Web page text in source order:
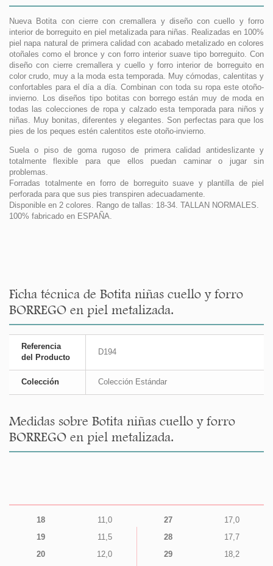
Nueva Botita con cierre con cremallera y diseño con cuello y forro
interior de borreguito en piel metalizada para niñas. Realizadas en 100%
piel napa natural de primera calidad con acabado metalizado en colores
otoñales como el bronce y con forro interior suave tipo borreguito. Con
diseño con cierre cremallera y cuello y forro interior de borreguito en
color crudo, muy a la moda esta temporada. Muy cómodas, calentitas y
confortables para el día a día. Combinan con toda su ropa este otoño-
invierno. Los diseños tipo botitas con borrego están muy de moda en
todas las colecciones de ropa y calzado esta temporada para niños y
niñas. Muy bonitas, diferentes y elegantes. Son perfectas para que los
pies de los peques estén calentitos este otoño-invierno.
Suela o piso de goma rugoso de primera calidad antideslizante y
totalmente flexible para que ellos puedan caminar o jugar sin
problemas.
Forradas totalmente en forro de borreguito suave y plantilla de piel
perforada para que sus pies transpiren adecuadamente.
Disponible en 2 colores. Rango de tallas: 18-34. TALLAN NORMALES.
100% fabricado en ESPAÑA.
Ficha técnica de Botita niñas cuello y forro
BORREGO en piel metalizada.
Referencia
del Producto
D194
Colección Colección Estándar
Medidas sobre Botita niñas cuello y forro
BORREGO en piel metalizada.
18
11,0
19
11,5
20
12,0
27
17,0
28
17,7
29
18,2